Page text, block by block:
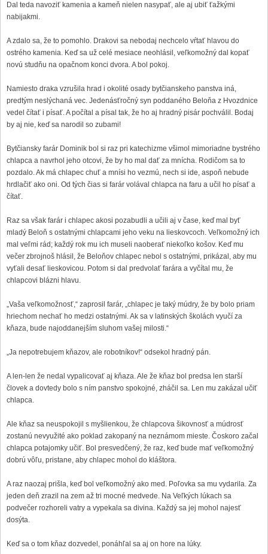
Dal teda navoziť kamenia a kameň nielen nasypať, ale aj ubiť ťažkými
nabijakmi.
A zdalo sa, že to pomohlo. Drakovi sa nebodaj nechcelo vŕtať hlavou do
ostrého kamenia. Keď sa už celé mesiace neohlásil, veľkomožný dal kopať
novú studňu na opačnom konci dvora. A bol pokoj.
Namiesto draka vzrušila hrad i okolité osady bytčianskeho panstva iná,
predtým neslýchaná vec. Jedenásťročný syn poddaného Beloňa z Hvozdnice
vedel čítať i písať. A počítal a písal tak, že ho aj hradný pisár pochválil. Bodaj
by aj nie, keď sa narodil so zubami!
Bytčiansky farár Dominik bol si raz pri katechizme všimol mimoriadne bystrého
chlapca a navrhol jeho otcovi, že by ho mal dať za mnícha. Rodičom sa to
pozdalo. Ak má chlapec chuť a mnísi ho vezmú, nech si ide, aspoň nebude
hrdlačiť ako oni. Od tých čias si farár volával chlapca na faru a učil ho písať a
čítať.
Raz sa však farár i chlapec akosi pozabudli a učili aj v čase, keď mal byť
mladý Beloň s ostatnými chlapcami jeho veku na lieskovcoch. Veľkomožný ich
mal veľmi rád; každý rok mu ich museli naoberať niekoľko košov. Keď mu
večer zbrojnoš hlásil, že Beloňov chlapec nebol s ostatnými, prikázal, aby mu
vyťali desať lieskovicou. Potom si dal predvolať farára a vyčítal mu, že
chlapcovi blázni hlavu.
„Vaša veľkomožnosť,“ zaprosil farár, „chlapec je taký múdry, že by bolo priam
hriechom nechať ho medzi ostatnými. Ak sa v latinských školách vyučí za
kňaza, bude najoddanejším sluhom vašej milosti.“
„Ja nepotrebujem kňazov, ale robotníkov!“ odsekol hradný pán.
A len-len že nedal vypalicovať aj kňaza. Ale že kňaz bol predsa len starší
človek a dovtedy bolo s ním panstvo spokojné, zháčil sa. Len mu zakázal učiť
chlapca.
Ale kňaz sa neuspokojil s myšlienkou, že chlapcova šikovnosť a múdrosť
zostanú nevyužité ako poklad zakopaný na neznámom mieste. Čoskoro začal
chlapca potajomky učiť. Bol presvedčený, že raz, keď bude mať veľkomožný
dobrú vôľu, pristane, aby chlapec mohol do kláštora.
A raz naozaj prišla, keď bol veľkomožný ako med. Poľovka sa mu vydarila. Za
jeden deň zrazil na zem až tri mocné medvede. Na Veľkých lúkach sa
podvečer rozhoreli vatry a vypekala sa divina. Každý sa jej mohol najesť
dosýta.
Keď sa o tom kňaz dozvedel, ponáhľal sa aj on hore na lúky.